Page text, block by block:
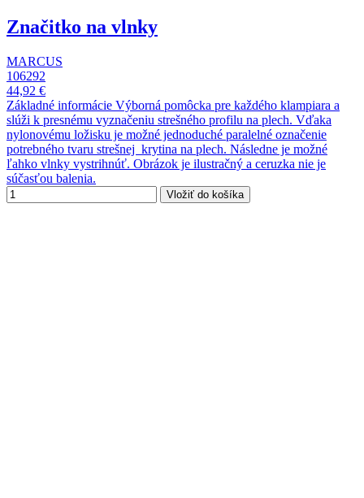
Značitko na vlnky
MARCUS
106292
44,92 €
Základné informácie Výborná pomôcka pre každého klampiara a
slúži k presnému vyznačeniu strešného profilu na plech. Vďaka
nylonovému ložisku je možné jednoduché paralelné označenie
potrebného tvaru strešnej krytina na plech. Následne je možné
ľahko vlnky vystrihnúť. Obrázok je ilustračný a ceruzka nie je
súčasťou balenia.
Vložiť do košíka